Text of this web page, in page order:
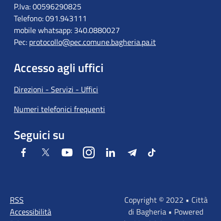
P.Iva: 00596290825
Telefono: 091.943111
mobile whatsapp: 340.0880027
Pec: protocollo@pec.comune.bagheria.pa.it
Accesso agli uffici
Direzioni - Servizi - Uffici
Numeri telefonici frequenti
Seguici su
Facebook Twitter YoutubeInstagramLinkedIn TelegramTiktok
RSS
Accessibilità
Copyright © 2022 • Città
di Bagheria • Powered